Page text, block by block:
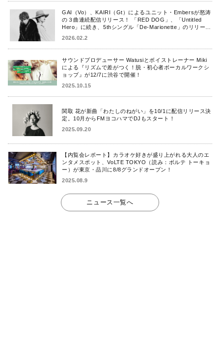
GAI（Vo）、KAIRI（Gt）によるユニット・Embersが怒涛
の３曲連続配信リリース！ 「RED DOG」、「Untitled
Hero」に続き、5thシングル「De-Marionette」のリリース
2026.02.2
サウンドプロデューサー Watusiとボイストレーナー Miki
による『リズムで差がつく！脱・初心者ボーカルワークシ
ョップ』が12/7に渋谷で開催！
2025.10.15
関取 花が新曲「わたしのねがい」を10/1に配信リリース決
定。10月からFMヨコハマでDJもスタート！
2025.09.20
【内覧会レポート】カラオケ好きが盛り上がれる大人のエ
ンタメスポット、VoLTE TOKYO（読み：ボルテ トーキョ
ー）が東京・品川に8/8グランドオープン！
2025.08.9
ニュース一覧へ